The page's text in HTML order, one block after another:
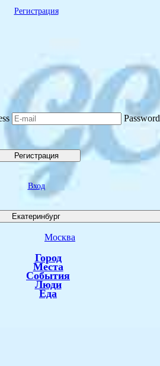
Регистрация
Password
Регистрация
Вход
Екатеринбург
Москва
Город
Места
События
Люди
Еда